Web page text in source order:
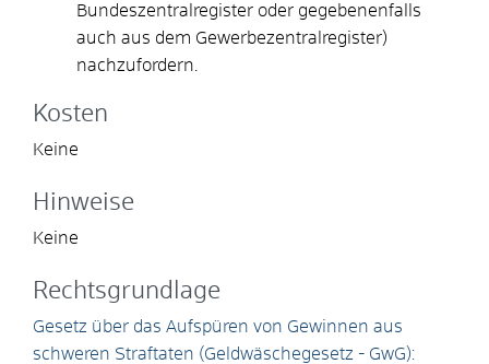
Bundeszentralregister oder gegebenenfalls
auch aus dem Gewerbezentralregister)
nachzufordern.
Kosten
Keine
Hinweise
Keine
Rechtsgrundlage
Gesetz über das Aufspüren von Gewinnen aus
schweren Straftaten (Geldwäschegesetz - GwG):